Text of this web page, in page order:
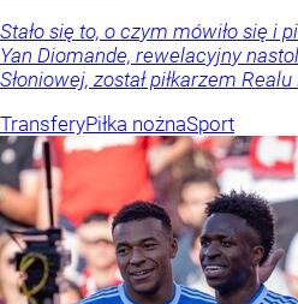
Stało się to, o czym mówiło się i
Yan Diomande, rewelacyjny
Słoniowej, został piłkarzem
TransferyPiłka nożnaSport